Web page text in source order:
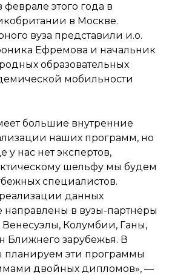
феврале этого года в
в Москве.
вуза представили и.о.
Ефремова и начальник
образовательных
мобильности
большие внутренние
наших программ, но
у нас нет экспертов,
шельфу мы будем
специалистов.
данных
в вузы-партнёры
Венесуэлы, Колумбии, Ганы,
Ближнего зарубежья. В
планируем эти программы
двойных дипломов», —